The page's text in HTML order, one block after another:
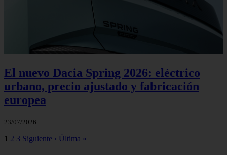
El nuevo Dacia Spring 2026: eléctrico
urbano, precio ajustado y fabricación
europea
23/07/2026
1 2 3 Siguiente › Última »